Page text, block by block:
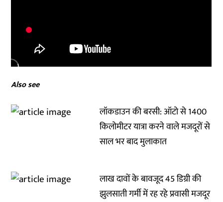
Also see
लॉकडाउन की बरसी: ऑटो से 1400
किलोमीटर यात्रा करने वाले मजदूरों से
साल भर बाद मुलाकात
लाख दावों के बावजूद 45 डिग्री की
झुलसाती गर्मी में रह रहे प्रवासी मजदूर